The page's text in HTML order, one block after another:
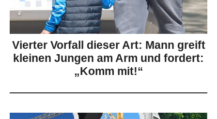
Vierter Vorfall dieser Art: Mann greift
kleinen Jungen am Arm und fordert:
„Komm mit!“